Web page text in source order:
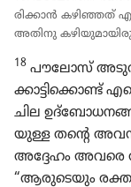
രി​ക്കാൻ കഴിഞ്ഞത്‌
അതിനു
18 പൗലോസ്‌
ക്കാ​ട്ടി​ക്കൊണ്ട്‌
ചില
യുള്ള തന്റെ
അദ്ദേഹം അവരെ
“ആരു​ടെ​യും